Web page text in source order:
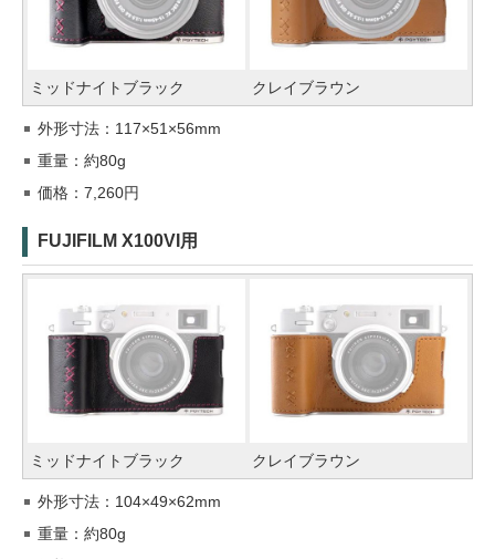
ミッドナイトブラック クレイブラウン
外形寸法：117×51×56mm
重量：約80g
価格：7,260円
FUJIFILM X100VI用
ミッドナイトブラック クレイブラウン
外形寸法：104×49×62mm
重量：約80g